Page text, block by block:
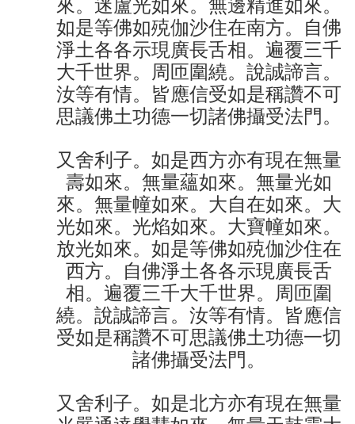
如是等佛如殑伽沙住在南方。自佛
淨土各各示現廣長舌相。遍覆三千
大千世界。周匝圍繞。說誠諦言。
汝等有情。皆應信受如是稱讚不可
思議佛土功德一切諸佛攝受法門。
又舍利子。如是西方亦有現在無量
壽如來。無量蘊如來。無量光如
來。無量幢如來。大自在如來。大
光如來。光焰如來。大寶幢如來。
放光如來。如是等佛如殑伽沙住在
西方。自佛淨土各各示現廣長舌
相。遍覆三千大千世界。周匝圍
繞。說誠諦言。汝等有情。皆應信
受如是稱讚不可思議佛土功德一切
諸佛攝受法門。
又舍利子。如是北方亦有現在無量